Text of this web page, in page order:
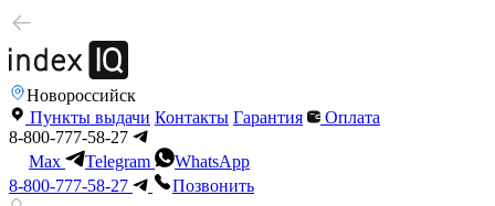
Новороссийск
Пункты выдачи Контакты Гарантия
Оплата
8-800-777-58-27
Max
Telegram
WhatsApp
8-800-777-58-27
Позвонить